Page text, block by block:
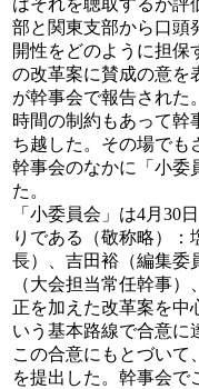
部と関東支部から口頭
開性をどのように担保
の改革案に賛成の意を
が幹事会で報告された。
時間の制約もあって幹
ち越した。その場でも
幹事会のなかに「小委
た。
「小委員会」は4月30
りである（敬称略）
長）、吉田裕（編集委
（大会担当常任幹事
正を加えた改革案を中
いう基本路線で合意に
この合意にもとづいて
を提出した。幹事会で